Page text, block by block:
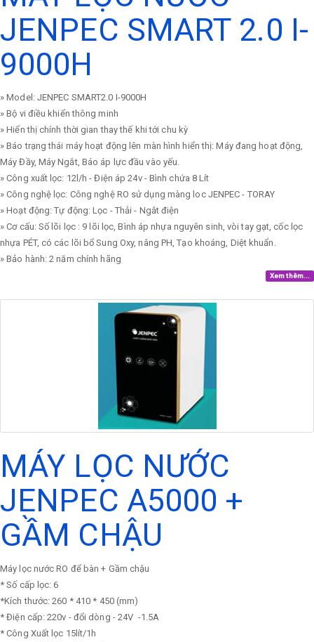
JENPEC SMART 2.0 I-
9000H
» Model: JENPEC SMART2.0 I-9000H
» Bộ vi điều khiển thông minh
» Hiển thị chính thời gian thay thế khi tới chu kỳ
» Báo trạng thái máy hoạt động lên màn hình hiển thị: Máy đang hoạt động,
Máy Đầy, Máy Ngắt, Báo áp lực đầu vào yếu.
» Công xuất lọc: 12l/h - Điện áp 24v - Bình chứa 8 Lít
» Công nghệ lọc: Công nghệ RO sử dụng màng loc JENPEC - TORAY
» Hoạt động: Tự động: Lọc - Thải - Ngắt điện
» Cơ cấu: Số lõi lọc : 9 lõi lọc, Bình áp nhựa nguyên sinh, vòi tay gạt, cốc lọc
nhựa PÉT, có các lõi bổ Sung Oxy, nâng PH, Tạo khoáng, Diệt khuẩn.
» Bảo hành: 2 năm chính hãng
Xem thêm...
MÁY LỌC NƯỚC
JENPEC A5000 +
GẦM CHẬU
Máy lọc nước RO để bàn + Gầm chậu
* Số cấp lọc: 6
*Kích thước: 260 * 410 * 450 (mm)
* Điện cấp: 220v - đổi dòng - 24V -1.5A
* Công Xuất lọc 15lít/1h